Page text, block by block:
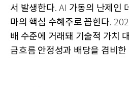
서 발생한다. AI 가동의 난제인
마의 핵심 수혜주로 꼽힌다.
배 수준에 거래돼 기술적 가치
금흐름 안정성과 배당을 겸비